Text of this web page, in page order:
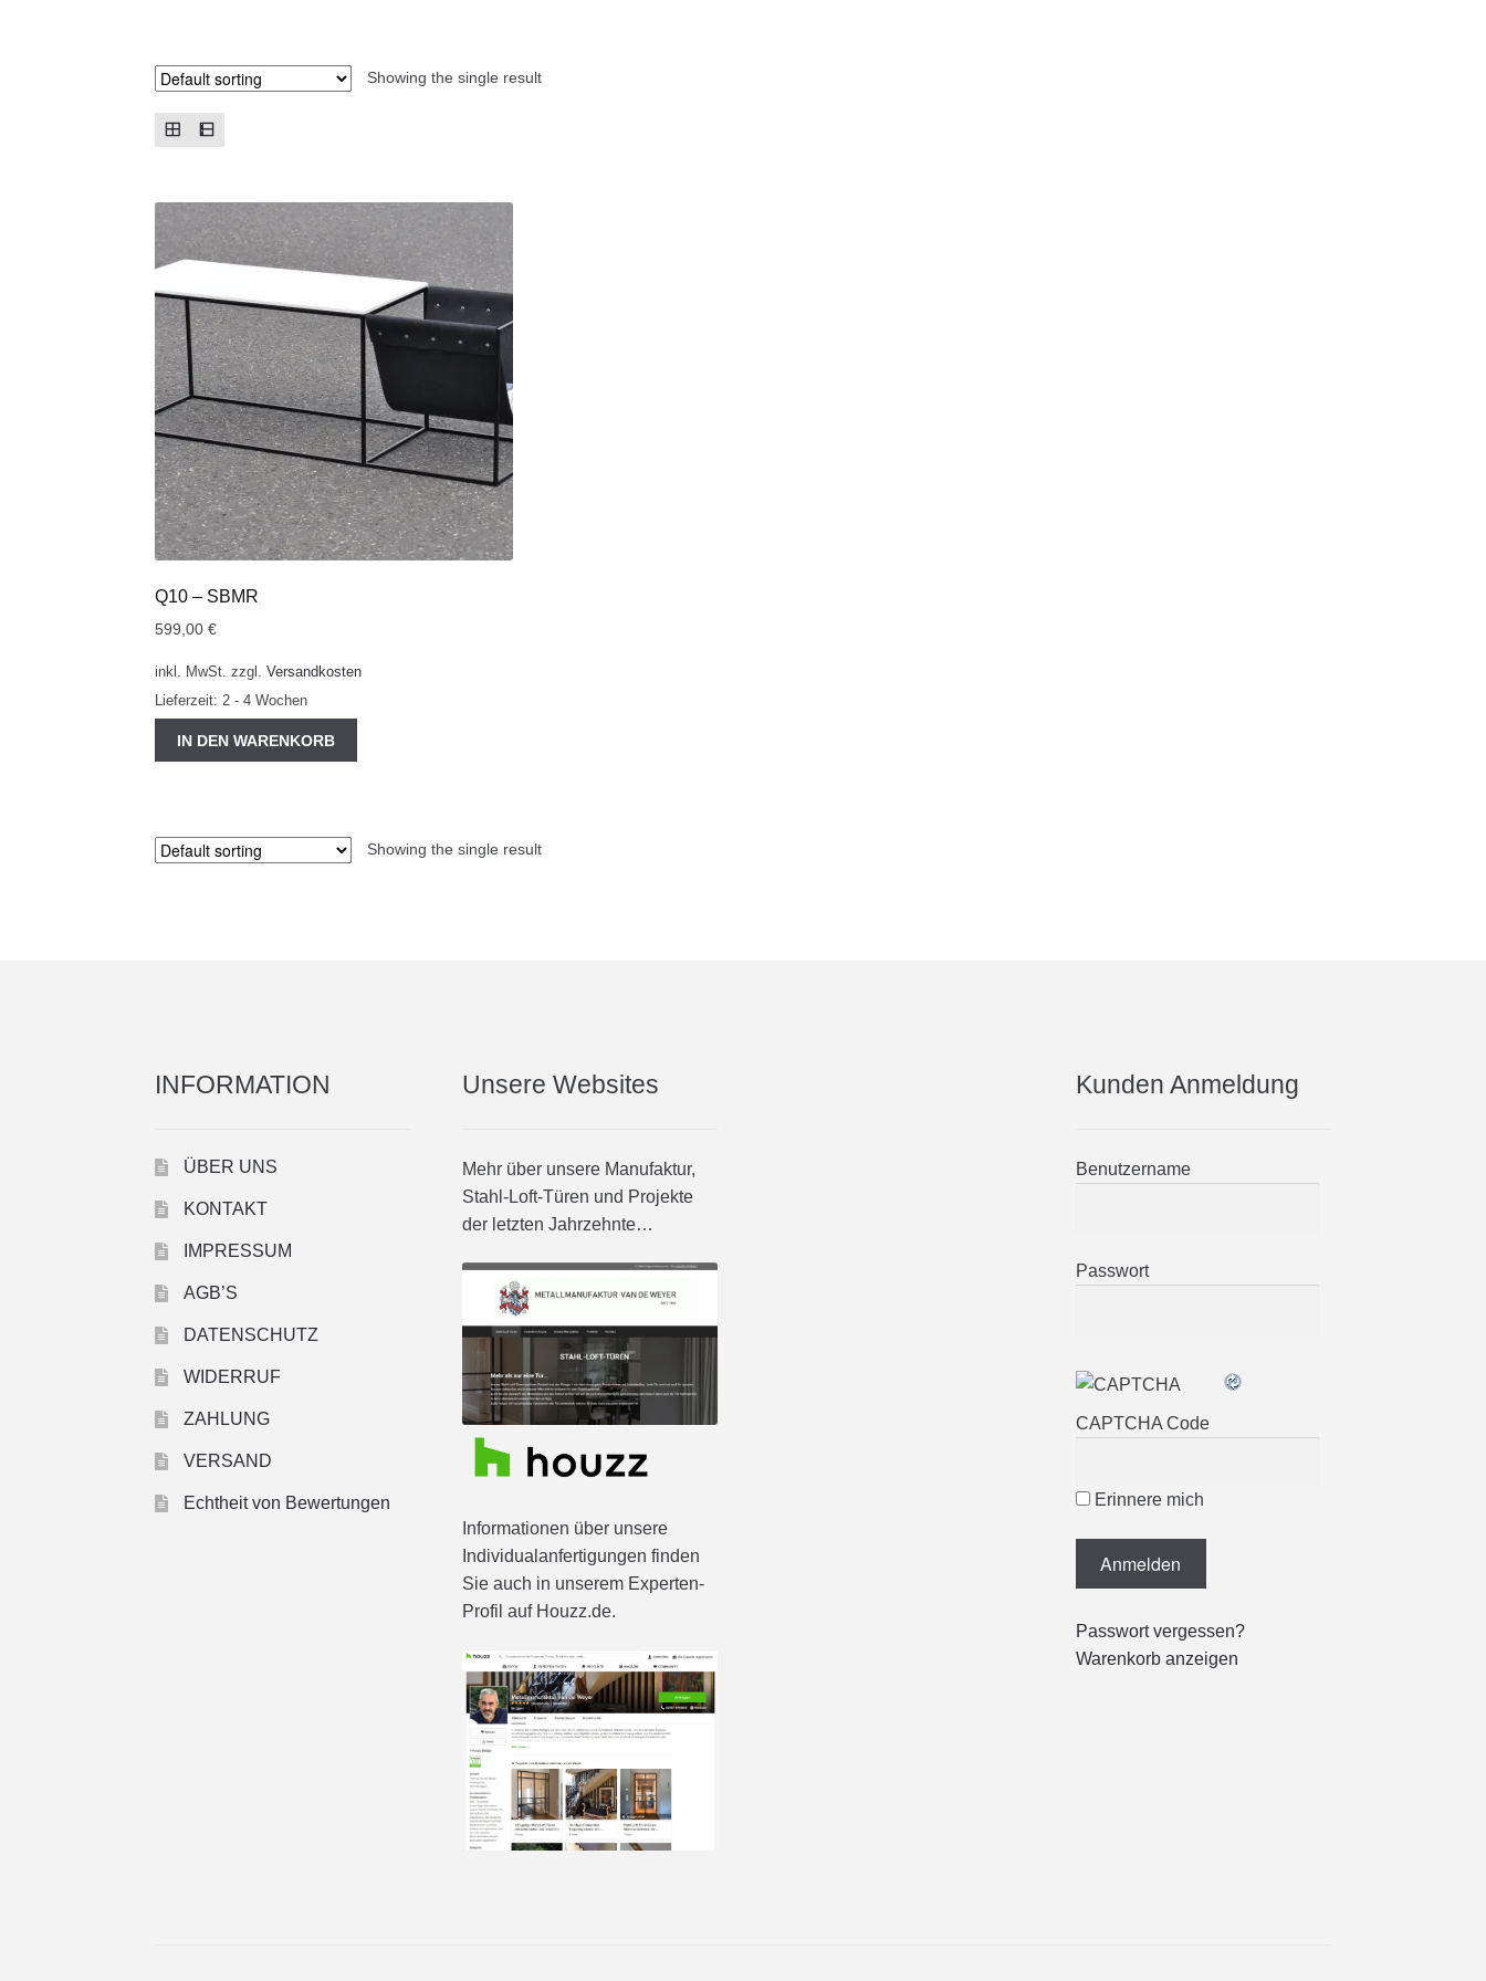
Showing the single result
Q10 – SBMR
599,00€
inkl. MwSt. zzgl.Versandkosten
Lieferzeit:2 - 4 Wochen
IN DEN WARENKORB
Showing the single result
INFORMATION
ÜBER UNS
KONTAKT
IMPRESSUM
AGB’S
DATENSCHUTZ
WIDERRUF
ZAHLUNG
VERSAND
Echtheit von Bewertungen
Unsere Websites
Mehr über unsere Manufaktur,
Stahl-Loft-Türen und Projekte
der letzten Jahrzehnte…
Informationen über unsere
Individualanfertigungen finden
Sie auch in unserem Experten-
Profil auf Houzz.de.
Kunden Anmeldung
Benutzername
Passwort
CAPTCHA Code
Erinnere mich
Passwort vergessen?
Warenkorb anzeigen